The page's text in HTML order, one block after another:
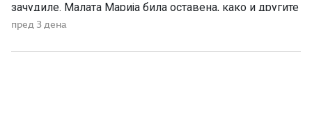
зачудиле. Малата Марија била оставена, како и другите
девици да живее во храмот. Таа се откажала од
починал на 80 години. Ана останала сама и се […]
пред 3 дена